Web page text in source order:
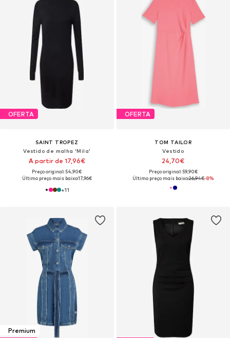
OFERTA
SAINT TROPEZ
Vestido de malha 'Mila'
A partir de 17,96€
Preço original: 54,90€
Último preço mais baixo:17,96€
+11
OFERTA
TOM TAILOR
Vestido
24,70€
Preço original: 59,90€
Último preço mais baixo:26,94€-8%
Premium